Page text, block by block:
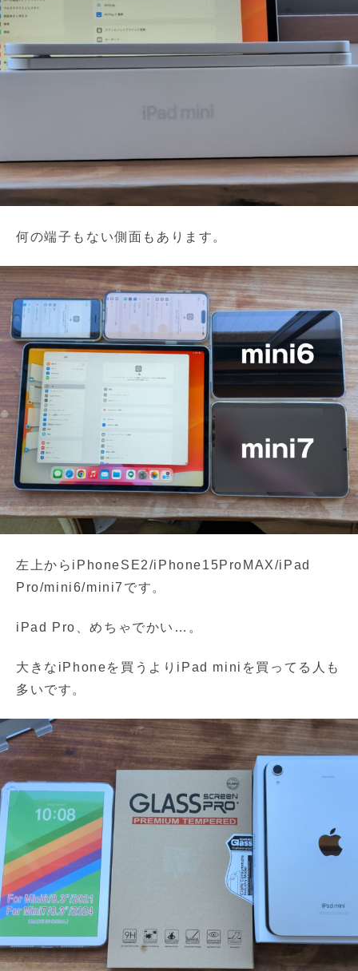
何の端子もない側面もあります。
左上からiPhoneSE2/iPhone15ProMAX/iPad
Pro/mini6/mini7です。
iPad Pro、めちゃでかい…。
大きなiPhoneを買うよりiPad miniを買ってる人も
多いです。